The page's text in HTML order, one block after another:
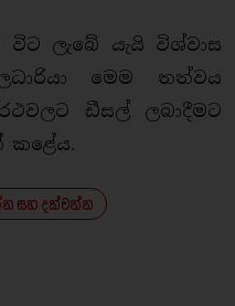
ලැබේ යැයි විශ්වාස
මෙම තත්වය
ඩීසල් ලබාදීමට
කළේය.
සහ දක්වන්න